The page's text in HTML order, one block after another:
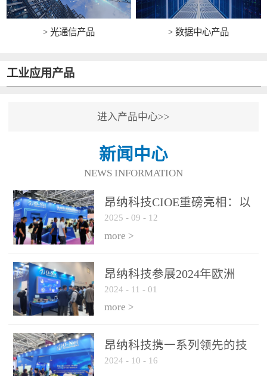
> 光通信产品 > 数据中心产品
工业应用产品
进入产品中心>>
新闻中心
NEWS INFORMATION
昂纳科技CIOE重磅亮相：以
光通信创新引擎，驱动AI与
算力互联新时代
2025 - 09 - 12
more >
昂纳科技参展2024年欧洲
ECOC展会
2024 - 11 - 01
more >
昂纳科技携一系列领先的技
术平台和优秀产品参展2024
2024 - 10 - 16